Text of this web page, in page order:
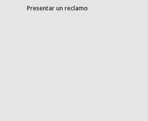
Presentar un reclamo